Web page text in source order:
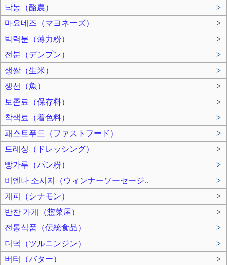
낙농（酪農）
>
마요네즈（マヨネーズ）
>
박력분（薄力粉）
>
전분（デンプン）
>
생쌀（生米）
>
생선（魚）
>
보존료（保存料）
>
착색료（着色料）
>
패스트푸드（ファストフード）
>
드레싱（ドレッシング）
>
빵가루（パン粉）
>
비엔나 소시지（ウィンナーソーセージ..
>
계피（シナモン）
>
반찬 가게（惣菜屋）
>
전통식품（伝統食品）
>
더덕（ツルニンジン）
>
버터（バター）
>